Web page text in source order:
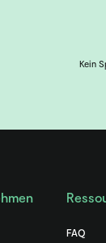
Kein
FAQ